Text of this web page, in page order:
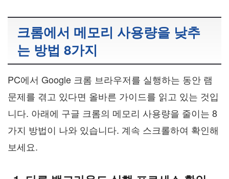
크롬에서 메모리 사용량을 낮추
는 방법 8가지
PC에서 Google 크롬 브라우저를 실행하는 동안 램
문제를 겪고 있다면 올바른 가이드를 읽고 있는 것입
니다. 아래에 구글 크롬의 메모리 사용량을 줄이는 8
가지 방법이 나와 있습니다. 계속 스크롤하여 확인해
보세요.